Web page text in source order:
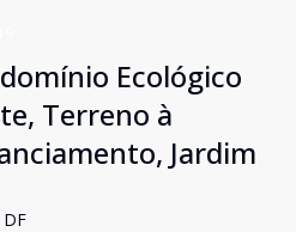
Ecológico
Terreno à
Jardim